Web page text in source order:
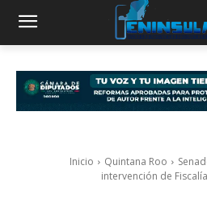
Inicio Quintana Roo
intervención de